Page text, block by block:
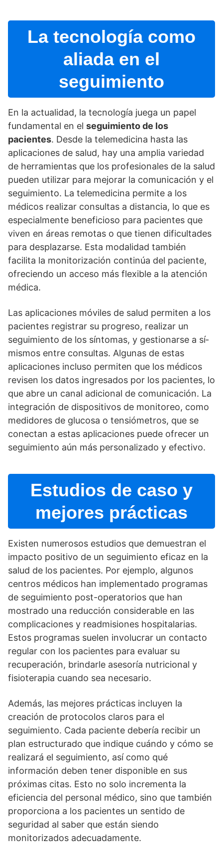
La tecnologí­a como
aliada en el
seguimiento
En la actualidad, la tecnologí­a juega un papel
fundamental en el seguimiento de los
pacientes. Desde la telemedicina hasta las
aplicaciones de salud, hay una amplia variedad
de herramientas que los profesionales de la salud
pueden utilizar para mejorar la comunicación y el
seguimiento. La telemedicina permite a los
médicos realizar consultas a distancia, lo que es
especialmente beneficioso para pacientes que
viven en áreas remotas o que tienen dificultades
para desplazarse. Esta modalidad también
facilita la monitorización continúa del paciente,
ofreciendo un acceso más flexible a la atención
médica.
Las aplicaciones móviles de salud permiten a los
pacientes registrar su progreso, realizar un
seguimiento de los sí­ntomas, y gestionarse a sí­
mismos entre consultas. Algunas de estas
aplicaciones incluso permiten que los médicos
revisen los datos ingresados por los pacientes, lo
que abre un canal adicional de comunicación. La
integración de dispositivos de monitoreo, como
medidores de glucosa o tensiómetros, que se
conectan a estas aplicaciones puede ofrecer un
seguimiento aún más personalizado y efectivo.
Estudios de caso y
mejores prácticas
Existen numerosos estudios que demuestran el
impacto positivo de un seguimiento eficaz en la
salud de los pacientes. Por ejemplo, algunos
centros médicos han implementado programas
de seguimiento post-operatorios que han
mostrado una reducción considerable en las
complicaciones y readmisiones hospitalarias.
Estos programas suelen involucrar un contacto
regular con los pacientes para evaluar su
recuperación, brindarle asesorí­a nutricional y
fisioterapia cuando sea necesario.
Además, las mejores prácticas incluyen la
creación de protocolos claros para el
seguimiento. Cada paciente deberí­a recibir un
plan estructurado que indique cuándo y cómo se
realizará el seguimiento, así­ como qué
información deben tener disponible en sus
próximas citas. Esto no solo incrementa la
eficiencia del personal médico, sino que también
proporciona a los pacientes un sentido de
seguridad al saber que están siendo
monitorizados adecuadamente.